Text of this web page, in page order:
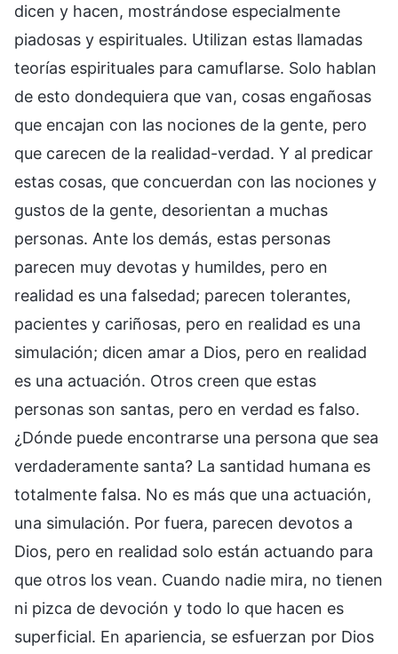
dicen y hacen, mostrándose especialmente
piadosas y espirituales. Utilizan estas llamadas
teorías espirituales para camuflarse. Solo hablan
de esto dondequiera que van, cosas engañosas
que encajan con las nociones de la gente, pero
que carecen de la realidad-verdad. Y al predicar
estas cosas, que concuerdan con las nociones y
gustos de la gente, desorientan a muchas
personas. Ante los demás, estas personas
parecen muy devotas y humildes, pero en
realidad es una falsedad; parecen tolerantes,
pacientes y cariñosas, pero en realidad es una
simulación; dicen amar a Dios, pero en realidad
es una actuación. Otros creen que estas
personas son santas, pero en verdad es falso.
¿Dónde puede encontrarse una persona que sea
verdaderamente santa? La santidad humana es
totalmente falsa. No es más que una actuación,
una simulación. Por fuera, parecen devotos a
Dios, pero en realidad solo están actuando para
que otros los vean. Cuando nadie mira, no tienen
ni pizca de devoción y todo lo que hacen es
superficial. En apariencia, se esfuerzan por Dios